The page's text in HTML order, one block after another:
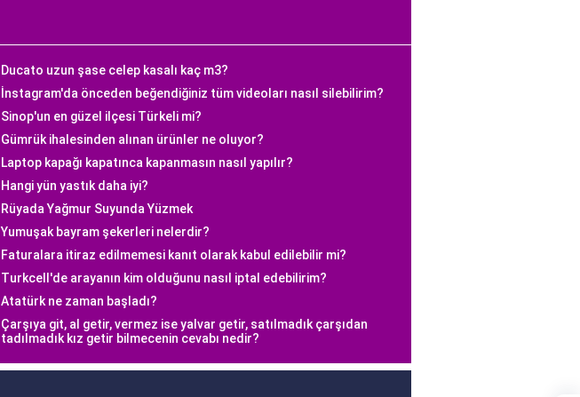
Ducato uzun şase celep kasalı kaç m3?
İnstagram'da önceden beğendiğiniz tüm videoları nasıl silebilirim?
Sinop'un en güzel ilçesi Türkeli mi?
Gümrük ihalesinden alınan ürünler ne oluyor?
Laptop kapağı kapatınca kapanmasın nasıl yapılır?
Hangi yün yastık daha iyi?
Rüyada Yağmur Suyunda Yüzmek
Yumuşak bayram şekerleri nelerdir?
Faturalara itiraz edilmemesi kanıt olarak kabul edilebilir mi?
Turkcell'de arayanın kim olduğunu nasıl iptal edebilirim?
Atatürk ne zaman başladı?
Çarşıya git, al getir, vermez ise yalvar getir, satılmadık çarşıdan
tadılmadık kız getir bilmecenin cevabı nedir?